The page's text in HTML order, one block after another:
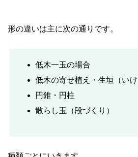
形の違いは主に次の通りです。
低木一玉の場合
低木の寄せ植え・生垣（いけ
円錐・円柱
散らし玉（段づくり）